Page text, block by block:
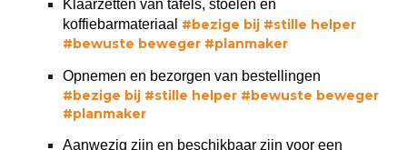
Klaarzetten van tafels, stoelen en
koffiebarmateriaal #bezige bij #stille helper
#bewuste beweger #planmaker
Opnemen en bezorgen van bestellingen
#bezige bij #stille helper #bewuste beweger
#planmaker
Aanwezig zijn en beschikbaar zijn voor een